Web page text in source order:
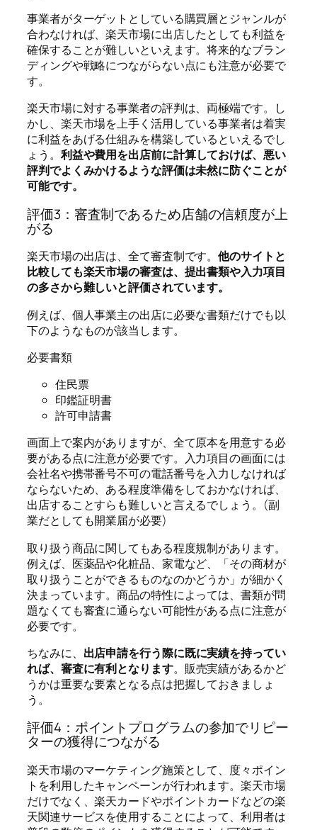
事業者がターゲットとしている購買層とジャンルが
合わなければ、楽天市場に出店したとしても利益を
確保することが難しいといえます。将来的なブラン
ディングや戦略につながらない点にも注意が必要で
す。
楽天市場に対する事業者の評判は、両極端です。し
かし、楽天市場を上手く活用している事業者は着実
に利益をあげる仕組みを構築しているといえるでし
ょう。 利益や費用を出店前に計算しておけば、悪い
評判でよくみかけるような評価は未然に防ぐことが
可能です。
評価3：審査制であるため店舗の信頼度が上
がる
楽天市場の出店は、全て審査制です。他のサイトと
比較しても楽天市場の審査は、提出書類や入力項目
の多さから難しいと評価されています。
例えば、個人事業主の出店に必要な書類だけでも以
下のようなものが該当します。
必要書類
住民票
印鑑証明書
許可申請書
画面上で案内がありますが、全て原本を用意する必
要がある点に注意が必要です。入力項目の画面には
会社名や携帯番号不可の電話番号を入力しなければ
ならないため、ある程度準備をしておかなければ、
出店することすらも難しいと言えるでしょう。(副
業だとしても開業届が必要)
取り扱う商品に関してもある程度規制があります。
例えば、医薬品や化粧品、家電など、「その商材が
取り扱うことができるものなのかどうか」が細かく
決まっています。商品の特性によっては、書類が問
題なくても審査に通らない可能性がある点に注意が
必要です。
ちなみに、 出店申請を行う際に既に実績を持ってい
れば、審査に有利となります。 販売実績があるかど
うかは重要な要素となる点は把握しておきましょ
う。
評価4：ポイントプログラムの参加でリピー
ターの獲得につながる
楽天市場のマーケティング施策として、度々ポイン
トを利用したキャンペーンが行われます。楽天市場
だけでなく、楽天カードやポイントカードなどの楽
天関連サービスを使用することによって、利用者は